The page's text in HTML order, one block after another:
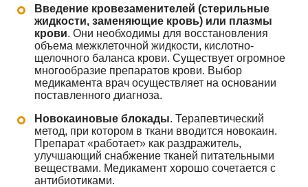
Введение кровезаменителей (стерильные
жидкости, заменяющие кровь) или плазмы
крови. Они необходимы для восстановления
объема межклеточной жидкости, кислотно-
щелочного баланса крови. Существует огромное
многообразие препаратов крови. Выбор
медикамента врач осуществляет на основании
поставленного диагноза.
Новокаиновые блокады. Терапевтический
метод, при котором в ткани вводится новокаин.
Препарат «работает» как раздражитель,
улучшающий снабжение тканей питательными
веществами. Медикамент хорошо сочетается с
антибиотиками.